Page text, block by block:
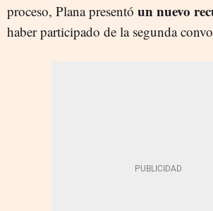
proceso, Plana presentó un nuevo
haber participado de la segunda